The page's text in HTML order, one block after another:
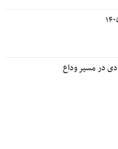
در مسیر وداع